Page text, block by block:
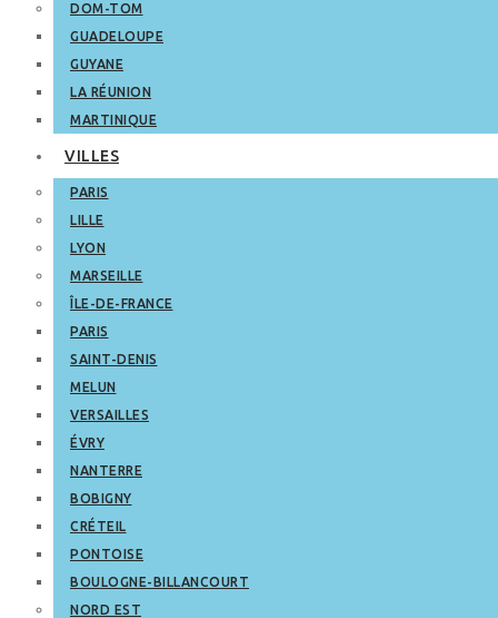
DOM-TOM
GUADELOUPE
GUYANE
LA RÉUNION
MARTINIQUE
VILLES
PARIS
LILLE
LYON
MARSEILLE
ÎLE-DE-FRANCE
PARIS
SAINT-DENIS
MELUN
VERSAILLES
ÉVRY
NANTERRE
BOBIGNY
CRÉTEIL
PONTOISE
BOULOGNE-BILLANCOURT
NORD EST